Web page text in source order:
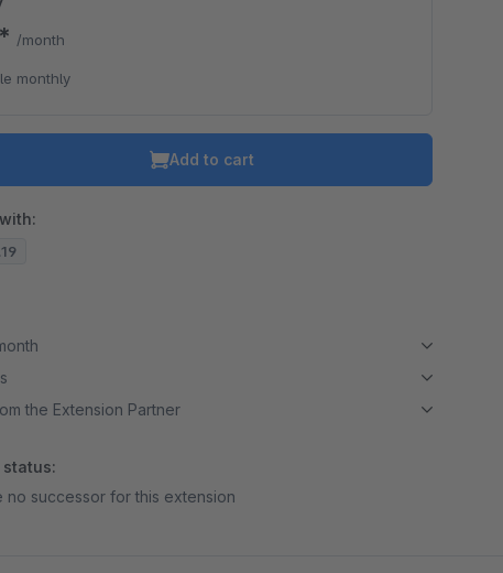
/month
monthly
Add to cart
the Extension Partner
no successor for this extension